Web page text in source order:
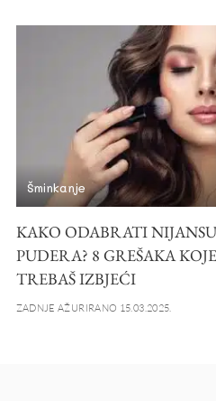
Šminkanje
KAKO ODABRATI NIJANSU
PUDERA? 8 GREŠAKA KOJE
TREBAŠ IZBJEĆI
ZADNJE AŽURIRANO 15.03.2025.